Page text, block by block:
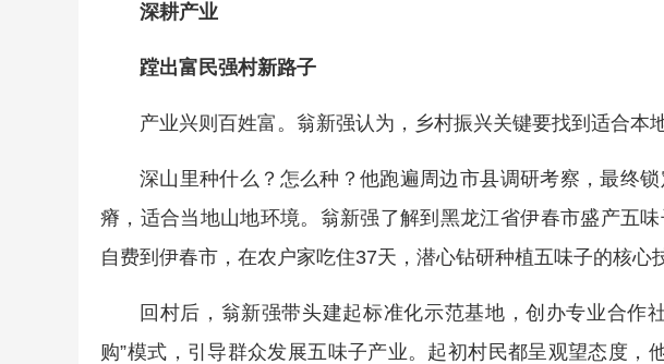
深耕产业
蹚出富民强村新路子
产业兴则百姓富。翁新强认为，乡村振兴关键要找到适合本
深山里种什么？怎么种？他跑遍周边市县调研考察，最终
瘠，适合当地山地环境。翁新强了解到黑龙江省伊春市盛产五
自费到伊春市，在农户家吃住37天，潜心钻研种植五味子的核心
回村后，翁新强带头建起标准化示范基地，创办专业合作
购”模式，引导群众发展五味子产业。起初村民都呈观望态度，